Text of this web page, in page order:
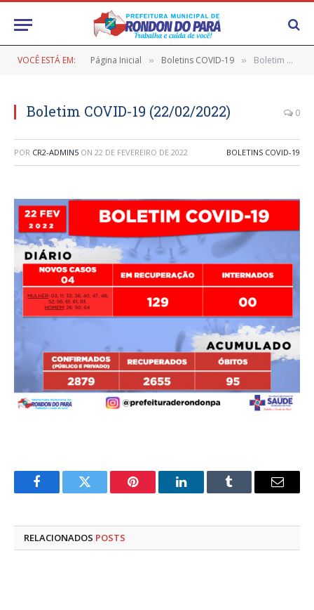
VOCÊ ESTÁ EM: Página Inicial » Boletins COVID-19 » Boletim COVID-19 (22/02/2022)
Boletim COVID-19 (22/02/2022) 0
POR CR2-ADMIN5 ON 22 DE FEVEREIRO DE 2022 BOLETINS COVID-19
FacebookTwitter Pinterest LinkedInTumblr
E-
RELACIONADOS POSTS